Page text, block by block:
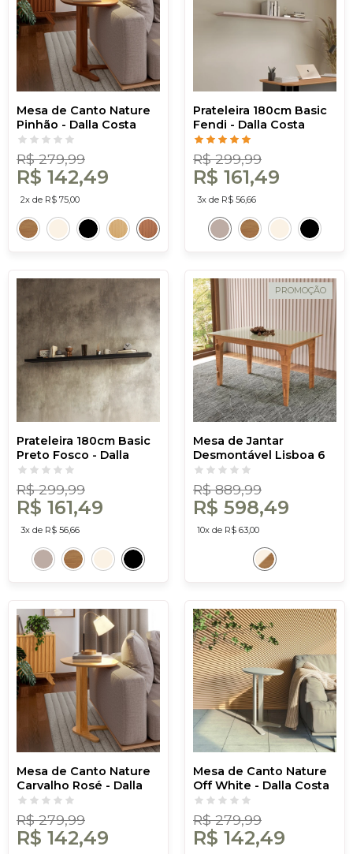
Mesa de Canto Nature
Pinhão - Dalla Costa
R$ 279,99
R$ 142,49
2x de R$ 75,00
Prateleira 180cm Basic
Fendi - Dalla Costa
R$ 299,99
R$ 161,49
3x de R$ 56,66
Prateleira 180cm Basic
Preto Fosco - Dalla
Costa
R$ 299,99
R$ 161,49
3x de R$ 56,66
PROMOÇÃO
Mesa de Jantar
Desmontável Lisboa 6
Lugares Off White /
Freijó
R$ 889,99
R$ 598,49
10x de R$ 63,00
Mesa de Canto Nature
Carvalho Rosé - Dalla
Costa
R$ 279,99
R$ 142,49
Mesa de Canto Nature
Off White - Dalla Costa
R$ 279,99
R$ 142,49